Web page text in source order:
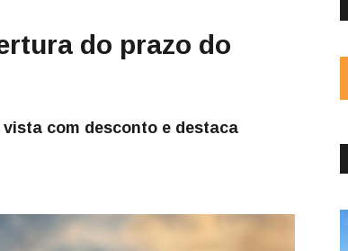
do prazo do
com desconto e destaca